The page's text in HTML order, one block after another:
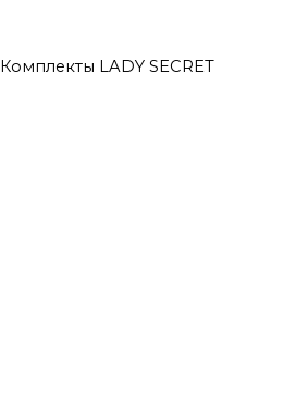
Комплекты LADY SECRET